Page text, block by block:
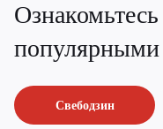
Свебодзин